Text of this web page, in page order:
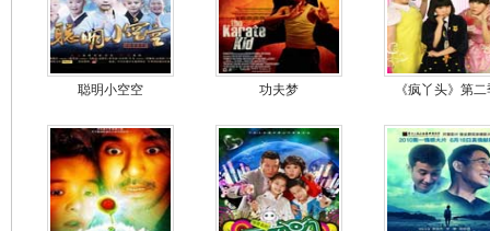
聪明小空空 功夫梦 《疯丫头》第二